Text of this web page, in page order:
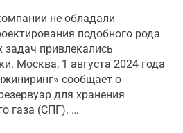
не обладали
подобного рода
задач привлекались
Москва, 1 августа 2024 года
сообщает о
для хранения
газа (СПГ). …